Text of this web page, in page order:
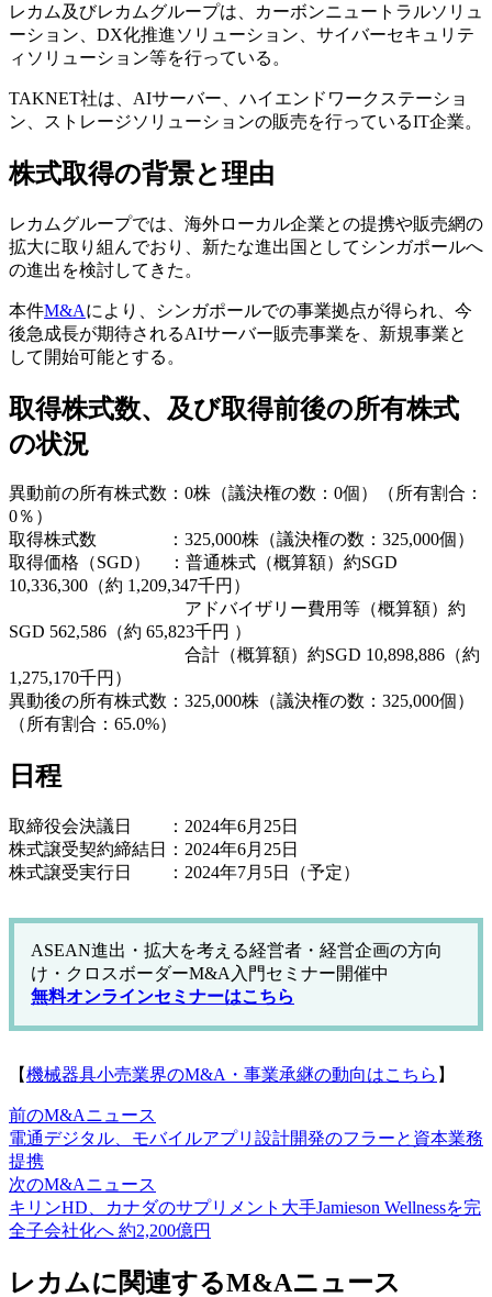
レカム及びレカムグループは、カーボンニュートラルソリュ
ーション、DX化推進ソリューション、サイバーセキュリテ
ィソリューション等を行っている。
TAKNET社は、AIサーバー、ハイエンドワークステーショ
ン、ストレージソリューションの販売を行っているIT企業。
株式取得の背景と理由
レカムグループでは、海外ローカル企業との提携や販売網の
拡大に取り組んでおり、新たな進出国としてシンガポールへ
の進出を検討してきた。
本件M&Aにより、シンガポールでの事業拠点が得られ、今
後急成長が期待されるAIサーバー販売事業を、新規事業と
して開始可能とする。
取得株式数、及び取得前後の所有株式
の状況
異動前の所有株式数：0株（議決権の数：0個）（所有割合：
0％）
取得株式数 ：325,000株（議決権の数：325,000個）
取得価格（SGD） ：普通株式（概算額）約SGD
10,336,300（約 1,209,347千円）
アドバイザリー費用等（概算額）約
SGD 562,586（約 65,823千円 ）
合計（概算額）約SGD 10,898,886（約
1,275,170千円）
異動後の所有株式数：325,000株（議決権の数：325,000個）
（所有割合：65.0%）
日程
取締役会決議日 ：2024年6月25日
株式譲受契約締結日：2024年6月25日
株式譲受実行日 ：2024年7月5日（予定）
ASEAN進出・拡大を考える経営者・経営企画の方向
け・クロスボーダーM&A入門セミナー開催中
無料オンラインセミナーはこちら
【機械器具小売業界のM&A・事業承継の動向はこちら 】
前のM&Aニュース
電通デジタル、モバイルアプリ設計開発のフラーと資本業務
提携
次のM&Aニュース
キリンHD、カナダのサプリメント大手Jamieson Wellnessを完
全子会社化へ 約2,200億円
レカムに関連するM&Aニュース